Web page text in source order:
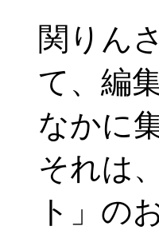
関りん
て、編
なかに
それは
ト」の